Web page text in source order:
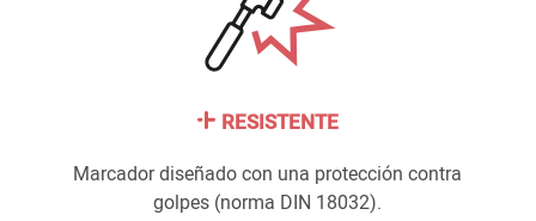
RESISTENTE
Marcador diseñado con una protección contra
golpes (norma DIN 18032).